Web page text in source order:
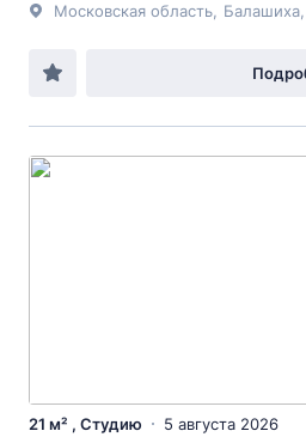
Московская область Балашиха
21 м² , Студию 5 августа 2026